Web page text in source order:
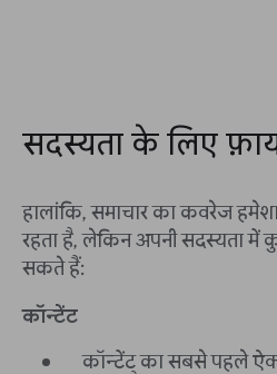
सदस्यता के लिए
हालांकि, समाचार का कवरेज
रहता है, लेकिन अपनी सदस्यता में
सकते हैं:
कॉन्टेंट
कॉन्टेंट का सबसे पहले